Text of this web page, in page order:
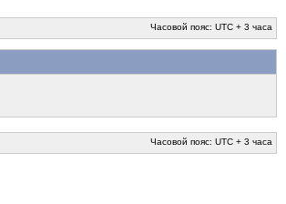
Часовой пояс: UTC + 3 часа
Часовой пояс: UTC + 3 часа